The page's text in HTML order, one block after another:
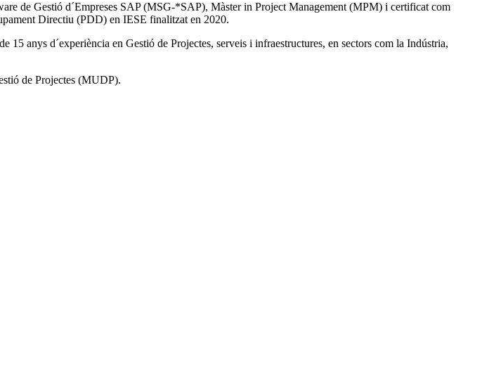
de Gestió d´Empreses SAP (MSG-*SAP), Màster in Project Management (MPM) i certificat com
Directiu (PDD) en IESE finalitzat en 2020.
anys d´experiència en Gestió de Projectes, serveis i infraestructures, en sectors com la Indústria,
de Projectes (MUDP).